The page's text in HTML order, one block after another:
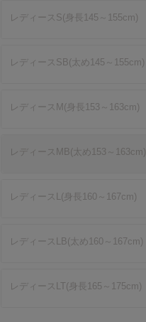
レディースS(身長145～155cm)
レディースSB(太め145～155cm)
レディースM(身長153～163cm)
レディースMB(太め153～163cm)
レディースL(身長160～167cm)
レディースLB(太め160～167cm)
レディースLT(身長165～175cm)